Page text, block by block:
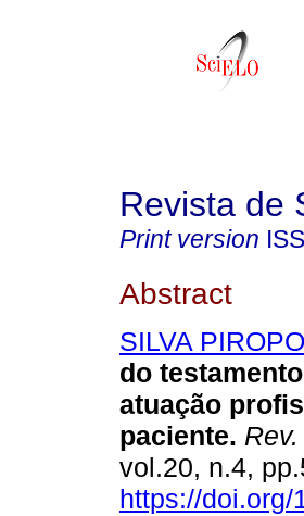
Revista de
Print version
Abstract
SILVA
do
atuação
paciente.
vol.20, n.4,
https://doi.org/